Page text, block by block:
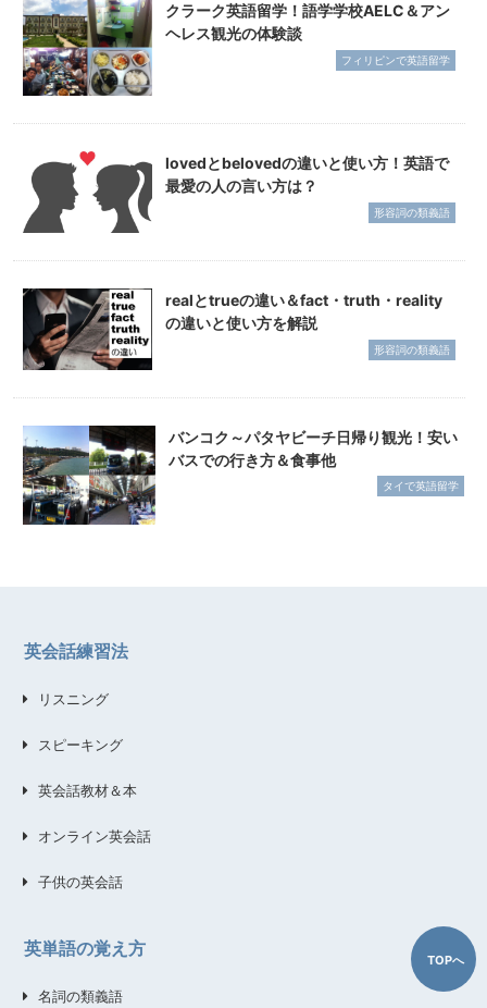
クラーク英語留学！語学学校AELC＆アン
ヘレス観光の体験談
フィリピンで英語留学
lovedとbelovedの違いと使い方！英語で
最愛の人の言い方は？
形容詞の類義語
realとtrueの違い＆fact・truth・reality
の違いと使い方を解説
形容詞の類義語
バンコク～パタヤビーチ日帰り観光！安い
バスでの行き方＆食事他
タイで英語留学
英会話練習法
リスニング
スピーキング
英会話教材＆本
オンライン英会話
子供の英会話
英単語の覚え方
名詞の類義語
TOPへ